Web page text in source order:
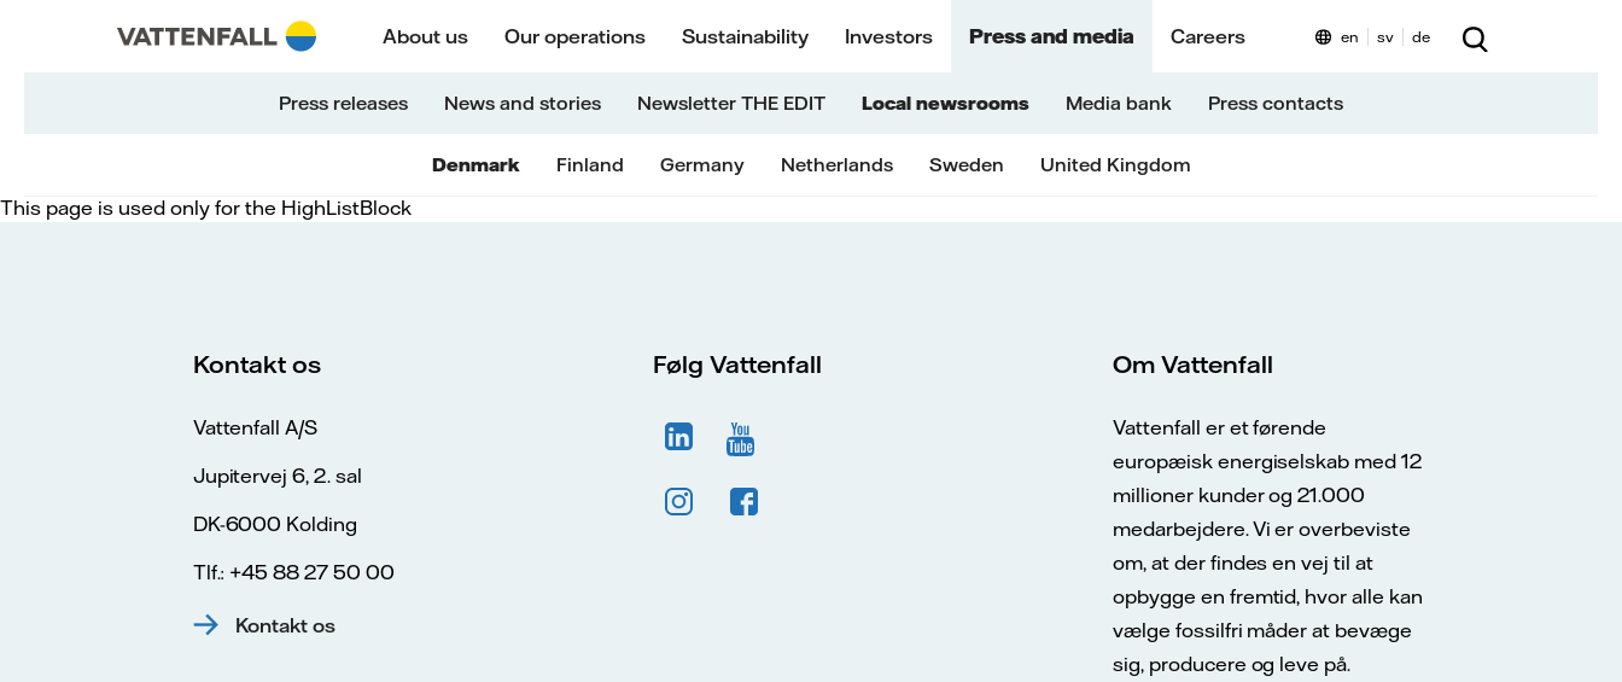
Skift til indhold
Gå til hovednavigation
Gå til sidefod About us Our operations Sustainability Investors Press and media Careers
Press releases News and stories Newsletter THE EDIT Local newsrooms Media bank Press contacts
Denmark Finland Germany Netherlands Sweden United Kingdom
en sv de
This page is used only for the HighListBlock
Gå til hovednavigation
Kontakt os
Vattenfall A/S
Jupitervej 6, 2. sal
DK-6000 Kolding
Tlf.: +45 88 27 50 00
Kontakt os
Følg Vattenfall Om Vattenfall
Vattenfall er et førende
europæisk energiselskab med 12
millioner kunder og 21.000
medarbejdere. Vi er overbeviste
om, at der findes en vej til at
opbygge en fremtid, hvor alle kan
vælge fossilfri måder at bevæge
sig, producere og leve på.